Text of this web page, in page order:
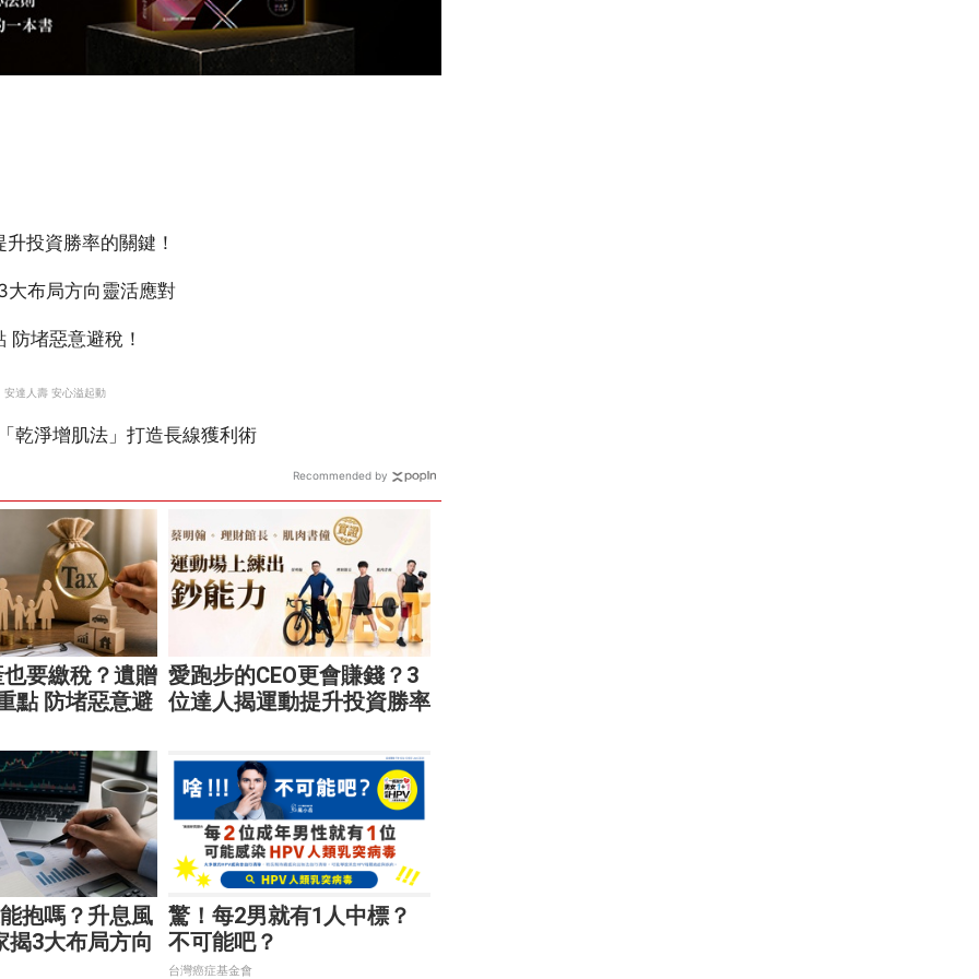
要繳稅？遺贈
點 防堵惡意避
愛跑步的CEO更會賺錢？3
位達人揭運動提升投資勝率
抱嗎？升息風
揭3大布局方向
驚！每2男就有1人中標？
不可能吧？
台灣癌症基金會
Recommended by